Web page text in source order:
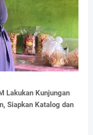
Lakukan Kunjungan
Siapkan Katalog dan